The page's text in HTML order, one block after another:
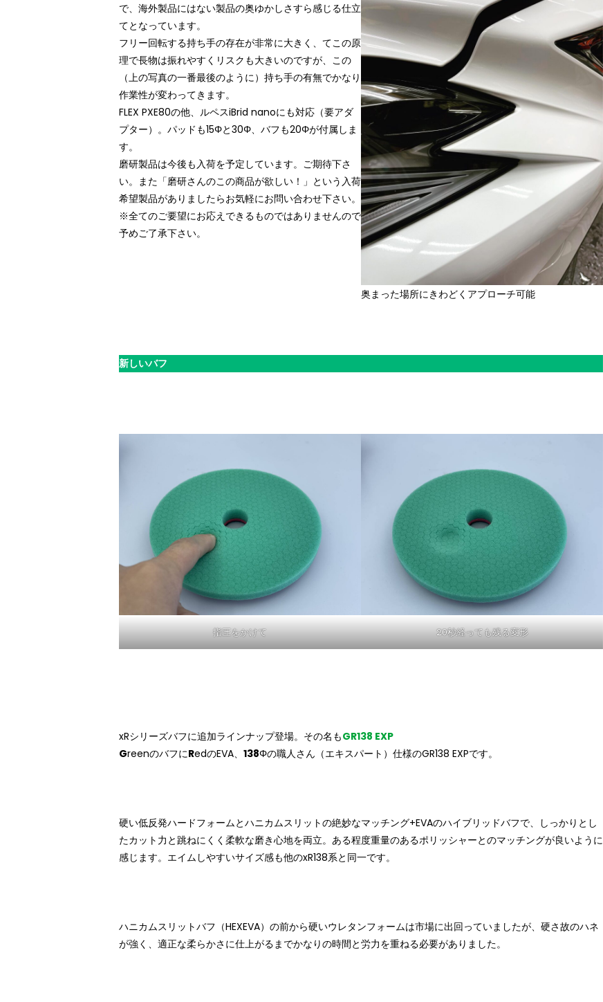
で、海外製品にはない製品の奥ゆかしさすら感じる仕立
てとなっています。
フリー回転する持ち手の存在が非常に大きく、てこの原
理で長物は振れやすくリスクも大きいのですが、この
（上の写真の一番最後のように）持ち手の有無でかなり
作業性が変わってきます。
FLEX PXE80の他、ルペスiBrid nanoにも対応（要アダ
プター）。パッドも15Φと30Φ、バフも20Φが付属しま
す。
磨研製品は今後も入荷を予定しています。ご期待下さ
い。また「磨研さんのこの商品が欲しい！」という入荷
希望製品がありましたらお気軽にお問い合わせ下さい。
※全てのご要望にお応えできるものではありませんので
予めご了承下さい。
奥まった場所にきわどくアプローチ可能
新しいバフ
指圧をかけて 20秒経っても残る変形
xRシリーズバフに追加ラインナップ登場。その名もGR138 EXP
GreenのバフにRedのEVA、 138Φの職人さん（エキスパート）仕様のGR138 EXPです。
硬い低反発ハードフォームとハニカムスリットの絶妙なマッチング+EVAのハイブリッドバフで、しっかりとし
たカット力と跳ねにくく柔軟な磨き心地を両立。ある程度重量のあるポリッシャーとのマッチングが良いように
感じます。 エイム しやすいサイズ感も他のxR138系と同一です。
ハニカムスリットバフ（HEXEVA）の前から硬いウレタンフォームは市場に出回っていましたが、硬さ故のハネ
が強く、適正な柔らかさに仕上がるまでかなりの時間と労力を重ねる必要がありました。